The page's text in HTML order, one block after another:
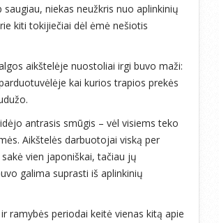
niekas neužkris nuo aplinkinių
kiti tokijiečiai dėl ėmė nešiotis
aikštelėje nuostoliai irgi buvo maži:
kai kurios trapios prekės
antrasis smūgis – vėl visiems teko
Aikštelės darbuotojai viską per
vien japoniškai, tačiau jų
galima suprasti iš aplinkinių
ramybės periodai keitė vienas kitą apie